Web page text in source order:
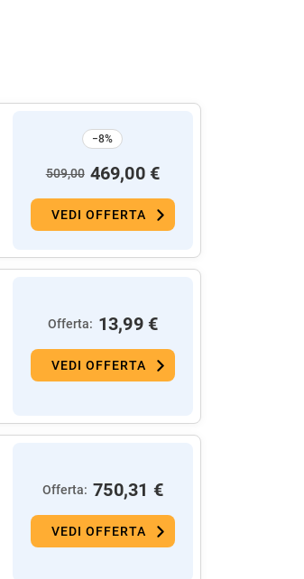
−8%
509,00 469,00 €
VEDI OFFERTA
Offerta: 13,99 €
VEDI OFFERTA
Offerta: 750,31 €
VEDI OFFERTA